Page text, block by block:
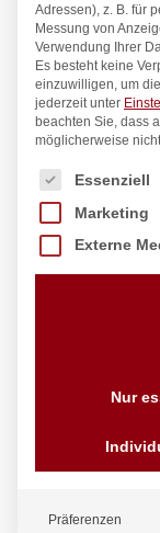
Adressen), z. B. für
Messung von
Verwendung Ihrer
Es besteht keine
einzuwilligen, um
jederzeit unter
beachten Sie, dass
möglicherweise
Es folgt eine
Essenziell
Marketing
Externe
Nur
Präferenzen